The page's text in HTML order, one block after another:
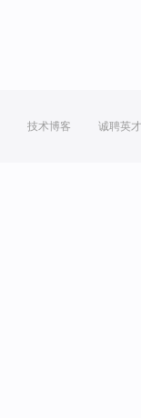
技术博客 诚聘英才